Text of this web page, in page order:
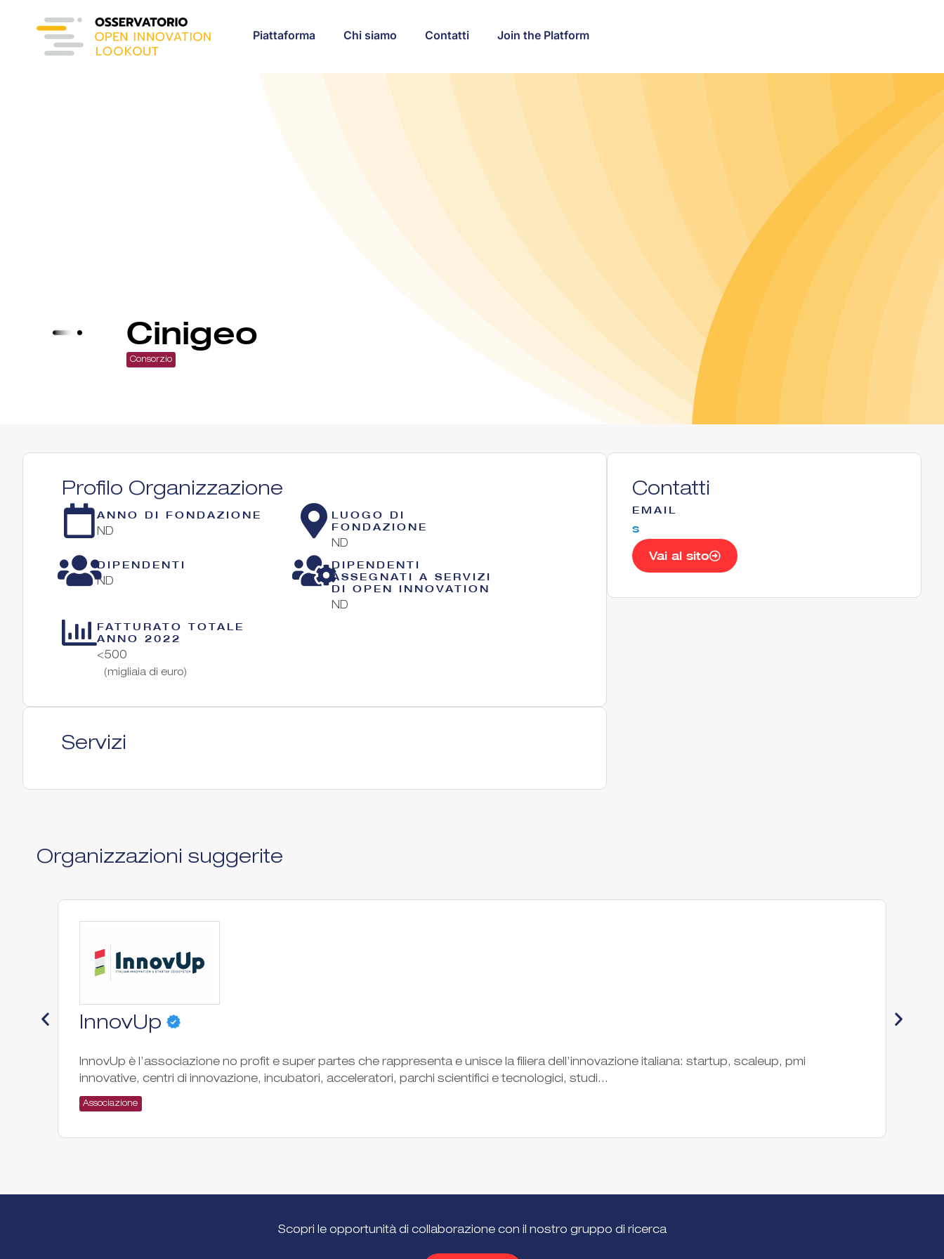
Piattaforma Chi siamo Contatti Join the Platform
Cinigeo
Consorzio
Profilo Organizzazione
ANNO DI FONDAZIONE
ND
LUOGO DI
FONDAZIONE
ND
DIPENDENTI
ND
DIPENDENTI
ASSEGNATI A SERVIZI
DI OPEN INNOVATION
ND
FATTURATO TOTALE
ANNO 2022
<500
(migliaia di euro)
Servizi
Contatti
EMAIL
s
Vai al sito
Organizzazioni suggerite
InnovUp
InnovUp è l’associazione no profit e super partes che rappresenta e unisce la filiera dell’innovazione italiana: startup, scaleup, pmi
innovative, centri di innovazione, incubatori, acceleratori, parchi scientifici e tecnologici, studi...
Associazione
Scopri le opportunità di collaborazione con il nostro gruppo di ricerca